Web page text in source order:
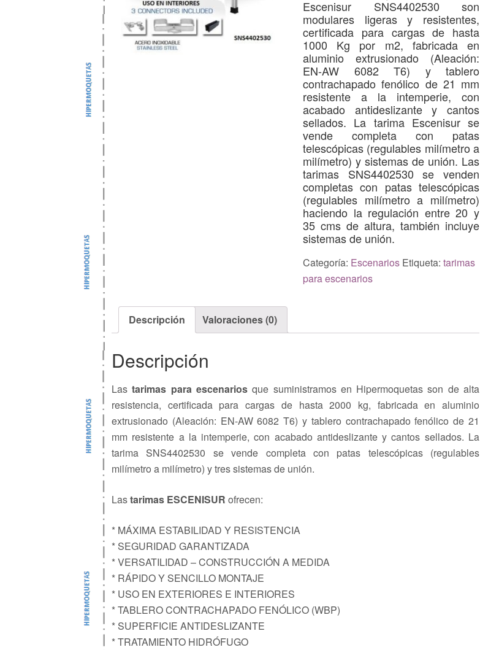
Escenisur SNS4402530 son
modulares ligeras y resistentes,
certificada para cargas de hasta
1000 Kg por m2, fabricada en
aluminio extrusionado (Aleación:
EN-AW 6082 T6) y tablero
contrachapado fenólico de 21 mm
resistente a la intemperie, con
acabado antideslizante y cantos
sellados. La tarima Escenisur se
vende completa con patas
telescópicas (regulables milímetro a
milímetro) y sistemas de unión. Las
tarimas SNS4402530 se venden
completas con patas telescópicas
(regulables milímetro a milímetro)
haciendo la regulación entre 20 y
35 cms de altura, también incluye
sistemas de unión.
Categoría: Escenarios Etiqueta: tarimas
para escenarios
Descripción Valoraciones (0)
Descripción
Lastarimas para escenariosque suministramos en Hipermoquetas son de alta
resistencia, certificada para cargas de hasta 2000 kg, fabricada en aluminio
extrusionado (Aleación: EN-AW 6082 T6) y tablero contrachapado fenólico de 21
mm resistente a la intemperie, con acabado antideslizante y cantos sellados. La
tarima SNS4402530 se vende completa con patas telescópicas (regulables
milímetro a milímetro) y tres sistemas de unión.
Lastarimas ESCENISUR ofrecen:
* MÁXIMA ESTABILIDAD Y RESISTENCIA
* SEGURIDAD GARANTIZADA
* VERSATILIDAD – CONSTRUCCIÓN A MEDIDA
* RÁPIDO Y SENCILLO MONTAJE
* USO EN EXTERIORES E INTERIORES
* TABLERO CONTRACHAPADO FENÓLICO (WBP)
* SUPERFICIE ANTIDESLIZANTE
* TRATAMIENTO HIDRÓFUGO